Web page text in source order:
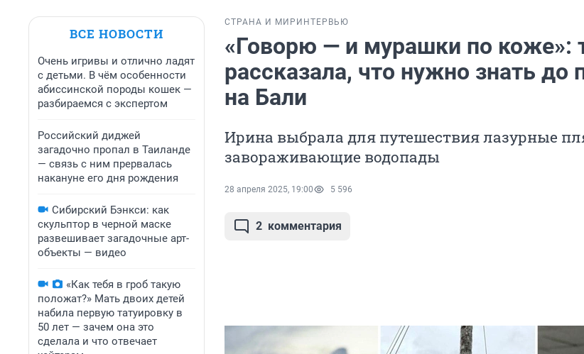
ВСЕ НОВОСТИ
Очень игривы и отлично ладят
с детьми. В чём особенности
абиссинской породы кошек —
разбираемся с экспертом
Российский диджей
загадочно пропал в Таиланде
— связь с ним прервалась
накануне его дня рождения
Сибирский Бэнкси: как
скульптор в черной маске
развешивает загадочные арт-
объекты — видео
«Как тебя в гроб такую
положат?» Мать двоих детей
набила первую татуировку в
50 лет — зачем она это
сделала и что отвечает
СТРАНА И МИР ИНТЕРВЬЮ
«Говорю — и мурашки по коже»:
рассказала, что нужно знать до
на Бали
Ирина выбрала для путешествия лазурные
завораживающие водопады
28 апреля 2025, 19:00 5 596
2 комментария